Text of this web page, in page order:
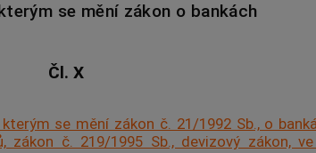
se mění zákon o bankách
Čl. X
se mění zákon č. 21/1992 Sb., o
zákon č. 219/1995 Sb., devizový zákon,